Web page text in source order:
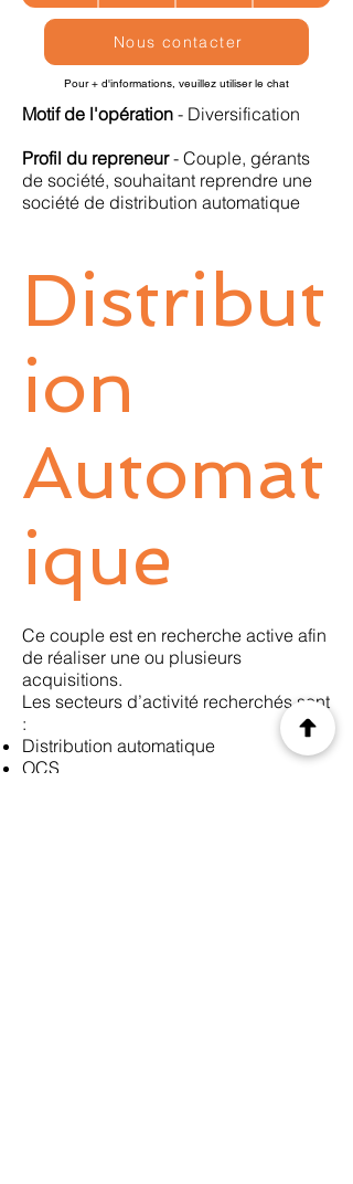
Nous contacter
Pour + d'informations, veuillez utiliser le chat
Motif de l'opération - Diversification
Profil du repreneur- Couple, gérants
de société, souhaitant reprendre une
société de distribution automatique
Distribut
ion
Automat
ique
Ce couple est en recherche active afin
de réaliser une ou plusieurs
acquisitions.
Les secteurs d’activité recherchés sont
:
Distribution automatique
OCS